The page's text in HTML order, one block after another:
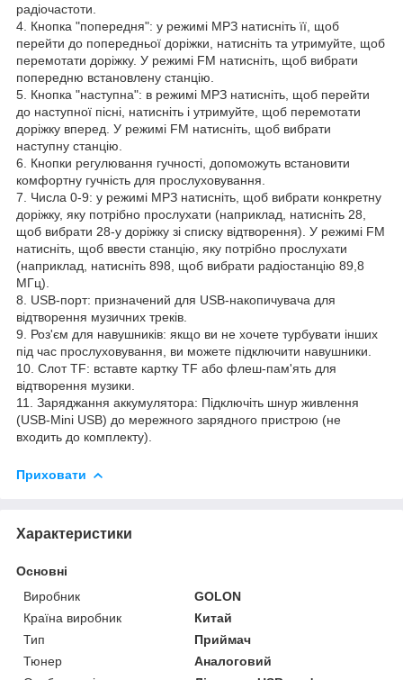
радіочастоти.
4. Кнопка "попередня": у режимі МРЗ натисніть її, щоб
перейти до попередньої доріжки, натисніть та утримуйте, щоб
перемотати доріжку. У режимі FM натисніть, щоб вибрати
попередню встановлену станцію.
5. Кнопка "наступна": в режимі МРЗ натисніть, щоб перейти
до наступної пісні, натисніть і утримуйте, щоб перемотати
доріжку вперед. У режимі FM натисніть, щоб вибрати
наступну станцію.
6. Кнопки регулювання гучності, допоможуть встановити
комфортну гучність для прослуховування.
7. Числа 0-9: у режимі МРЗ натисніть, щоб вибрати конкретну
доріжку, яку потрібно прослухати (наприклад, натисніть 28,
щоб вибрати 28-у доріжку зі списку відтворення). У режимі FM
натисніть, щоб ввести станцію, яку потрібно прослухати
(наприклад, натисніть 898, щоб вибрати радіостанцію 89,8
МГц).
8. USB-порт: призначений для USB-накопичувача для
відтворення музичних треків.
9. Роз'єм для навушників: якщо ви не хочете турбувати інших
під час прослуховування, ви можете підключити навушники.
10. Слот TF: вставте картку TF або флеш-пам'ять для
відтворення музики.
11. Заряджання аккумулятора: Підключіть шнур живлення
(USB-Mini USB) до мережного зарядного пристрою (не
входить до комплекту).
Приховати
Характеристики
Основні
Виробник
GOLON
Країна виробник
Китай
Тип
Приймач
Тюнер
Аналоговий